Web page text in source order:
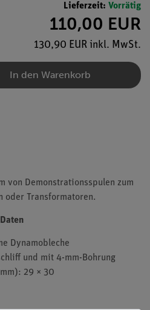
Lieferzeit: Vorrätig
110,00 EUR
130,90 EUR inkl. MwSt.
In den Warenkorb
von Demonstrationsspulen zum
oder Transformatoren.
Dynamobleche
und mit 4-mm-Bohrung
29 × 30